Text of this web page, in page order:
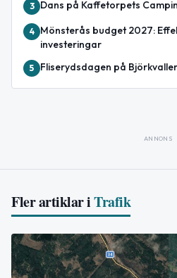
3 Dans på Kaffetorpets
4
Mönsterås budget 2027:
investeringar
5 Fliserydsdagen på
ANNONS
Fler artiklar iTrafik